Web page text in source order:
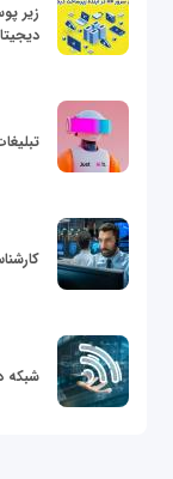
شبکه